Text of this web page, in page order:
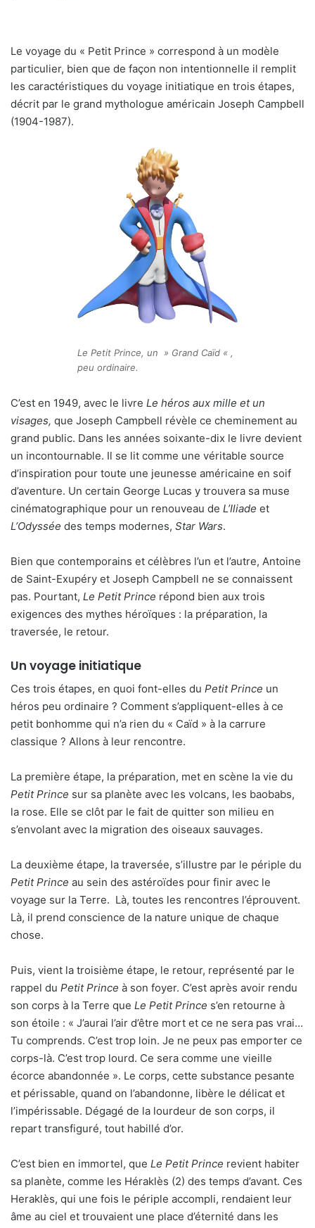
Le voyage du « Petit Prince » correspond à un modèle
particulier, bien que de façon non intentionnelle il remplit
les caractéristiques du voyage initiatique en trois étapes,
décrit par le grand mythologue américain Joseph Campbell
(1904-1987).
Le Petit Prince, un » Grand Caïd « ,
peu ordinaire.
C’est en 1949, avec le livre Le héros aux mille et un
visages, que Joseph Campbell révèle ce cheminement au
grand public. Dans les années soixante-dix le livre devient
un incontournable. Il se lit comme une véritable source
d’inspiration pour toute une jeunesse américaine en soif
d’aventure. Un certain George Lucas y trouvera sa muse
cinématographique pour un renouveau de L’Iliade et
L’Odyssée des temps modernes, Star Wars.
Bien que contemporains et célèbres l’un et l’autre, Antoine
de Saint-Exupéry et Joseph Campbell ne se connaissent
pas. Pourtant, Le Petit Prince répond bien aux trois
exigences des mythes héroïques : la préparation, la
traversée, le retour.
Un voyage initiatique
Ces trois étapes, en quoi font-elles du Petit Prince un
héros peu ordinaire ? Comment s’appliquent-elles à ce
petit bonhomme qui n’a rien du « Caïd » à la carrure
classique ? Allons à leur rencontre.
La première étape, la préparation, met en scène la vie du
Petit Prince sur sa planète avec les volcans, les baobabs,
la rose. Elle se clôt par le fait de quitter son milieu en
s’envolant avec la migration des oiseaux sauvages.
La deuxième étape, la traversée, s’illustre par le périple du
Petit Prince au sein des astéroïdes pour finir avec le
voyage sur la Terre. Là, toutes les rencontres l’éprouvent.
Là, il prend conscience de la nature unique de chaque
chose.
Puis, vient la troisième étape, le retour, représenté par le
rappel du Petit Prince à son foyer. C’est après avoir rendu
son corps à la Terre que Le Petit Prince s’en retourne à
son étoile : « J’aurai l’air d’être mort et ce ne sera pas vrai…
Tu comprends. C’est trop loin. Je ne peux pas emporter ce
corps-là. C’est trop lourd. Ce sera comme une vieille
écorce abandonnée ». Le corps, cette substance pesante
et périssable, quand on l’abandonne, libère le délicat et
l’impérissable. Dégagé de la lourdeur de son corps, il
repart transfiguré, tout habillé d’or.
C’est bien en immortel, que Le Petit Prince revient habiter
sa planète, comme les Héraklès (2) des temps d’avant. Ces
Heraklès, qui une fois le périple accompli, rendaient leur
âme au ciel et trouvaient une place d’éternité dans les